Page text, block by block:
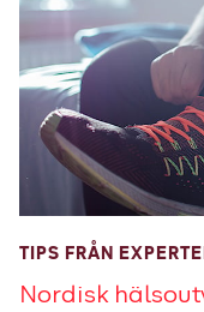
TIPS FRÅN
Nordisk